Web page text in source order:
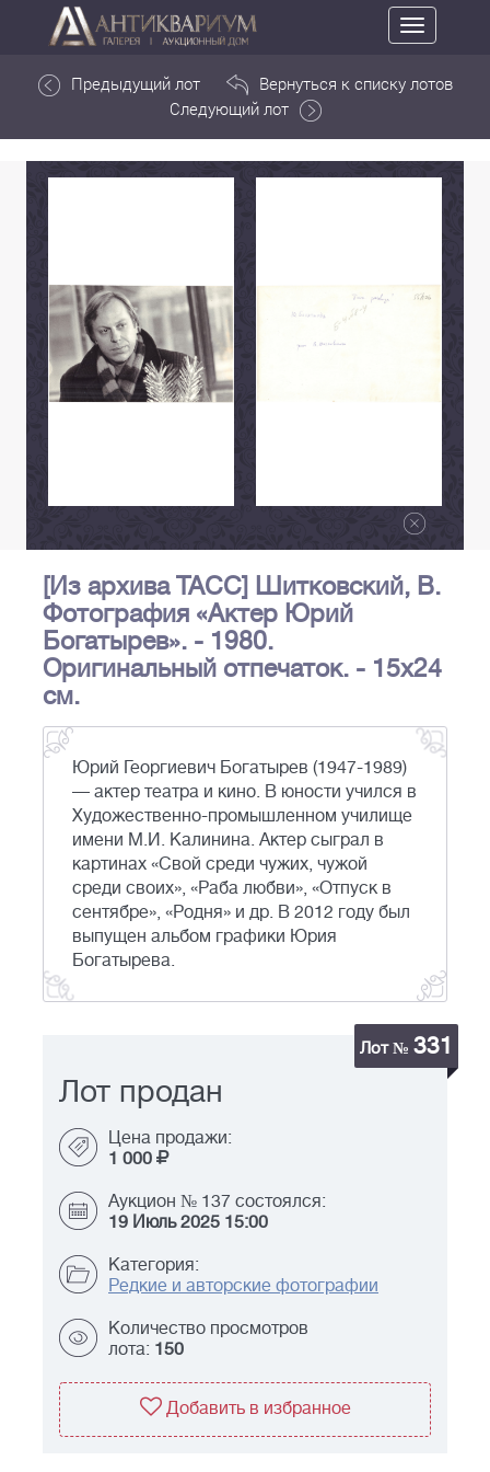
Toggle
navigation
Предыдущий лот
Вернуться к списку лотов
Следующий лот
[Из архива ТАСС] Шитковский, В.
Фотография «Актер Юрий
Богатырев». - 1980.
Оригинальный отпечаток. - 15х24
см.
Юрий Георгиевич Богатырев (1947-1989)
— актер театра и кино. В юности учился в
Художественно-промышленном училище
имени М.И. Калинина. Актер сыграл в
картинах «Свой среди чужих, чужой
среди своих», «Раба любви», «Отпуск в
сентябре», «Родня» и др. В 2012 году был
выпущен альбом графики Юрия
Богатырева.
Лот № 331
Лот продан
Цена продажи:
1 000
Аукцион № 137 состоялся:
19 Июль 2025 15:00
Категория:
Редкие и авторские фотографии
Количество просмотров
лота: 150
Добавить в избранное